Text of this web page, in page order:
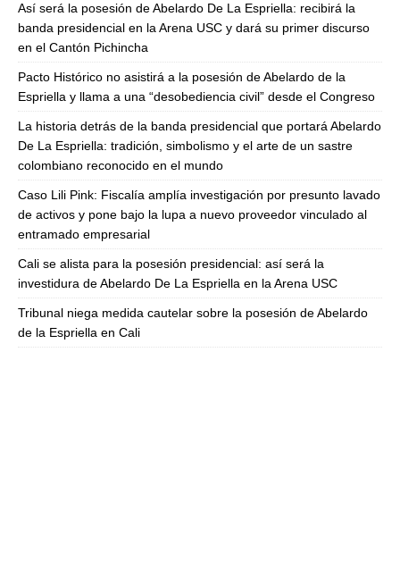
Así será la posesión de Abelardo De La Espriella: recibirá la
banda presidencial en la Arena USC y dará su primer discurso
en el Cantón Pichincha
Pacto Histórico no asistirá a la posesión de Abelardo de la
Espriella y llama a una “desobediencia civil” desde el Congreso
La historia detrás de la banda presidencial que portará Abelardo
De La Espriella: tradición, simbolismo y el arte de un sastre
colombiano reconocido en el mundo
Caso Lili Pink: Fiscalía amplía investigación por presunto lavado
de activos y pone bajo la lupa a nuevo proveedor vinculado al
entramado empresarial
Cali se alista para la posesión presidencial: así será la
investidura de Abelardo De La Espriella en la Arena USC
Tribunal niega medida cautelar sobre la posesión de Abelardo
de la Espriella en Cali